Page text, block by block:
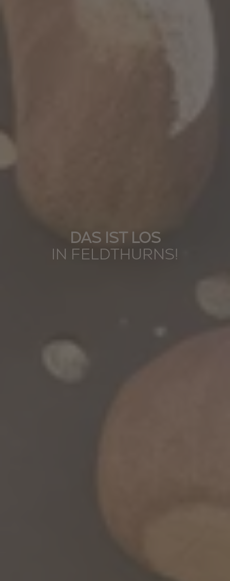
DAS IST LOS
IN FELDTHURNS!